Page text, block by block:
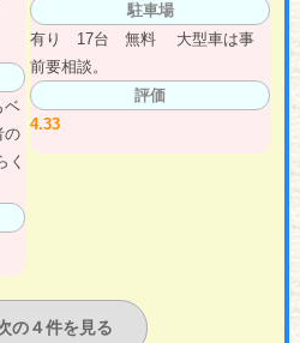
ベ
の
く
駐車場
有り 17台 無料 大型車は事
前要相談。
評価
4.33
の４件を見る